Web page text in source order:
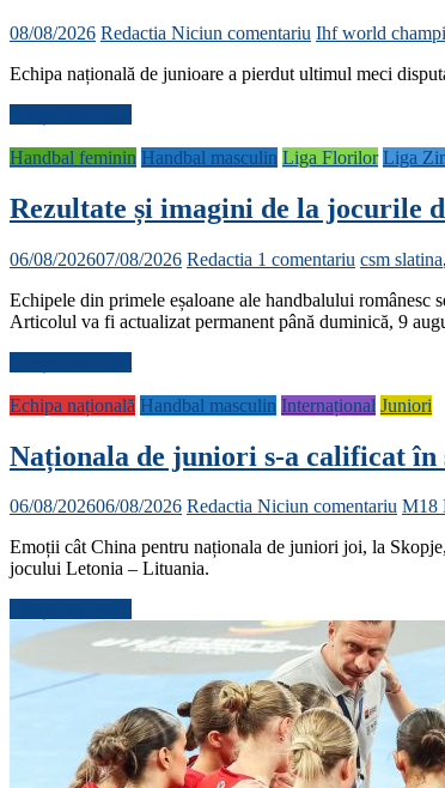
08/08/2026 Redactia Niciun comentariu Ihf world
Echipa națională de junioare a pierdut ultimul meci
Handbal feminin Handbal masculin Liga Florilor Liga
Rezultate și imagini de la jocurile
06/08/202607/08/2026 Redactia 1 comentariu csm slatina,
Echipele din primele eșaloane ale handbalului românesc
Articolul va fi actualizat permanent până duminică, 9
Echipa națională Handbal masculin Internațional Juniori
Naționala de juniori s-a calificat
06/08/202606/08/2026 Redactia Niciun comentariu M18
Emoții cât China pentru naționala de juniori joi, la
jocului Letonia – Lituania.